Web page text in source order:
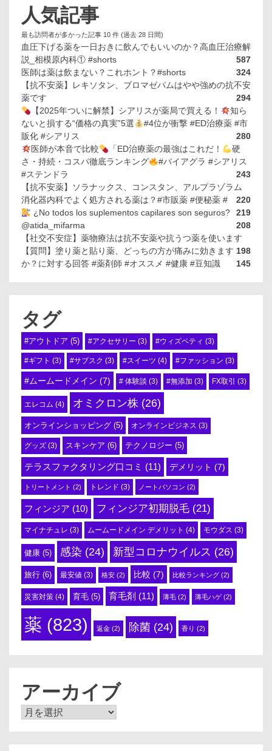
人気記事
最も訪問者が多かった記事 10 件 (過去 28 日間)
血圧下げる薬を一日おきに飲んでもいいのか？高血圧治療解
説_相模原内科① #shorts
587
医師は薬は飲まない？これホント？#shorts
324
【抗不安薬】レキソタン、ブロマゼパムはやや強めの抗不安
薬です
294
【2025年ついに解禁】シアリスが薬局で買える！
知ら
ないと損する“価格の真実”5選
#4位が衝撃 #ED治療薬 #市
販化 #シアリス
280
医師が本音で比較
「ED治療薬の最強はこれだ！
硬
さ・持続・コスパ徹底ランキング
#バイアグラ #シアリス
#ステンドラ
243
【抗不安薬】ソラナックス、コンスタン、アルプラゾラム
220
消化器内科でよく処方される薬は？#市販薬 #便秘薬 #
219
¿No todos los suplementos capilares son seguros?
@atida_mifarma
208
【社交不安症】薬物療法は抗不安薬や抗うつ薬を使います
198
【質問】塗り薬と貼り薬、どっちの方が痛みに効きます
か？に対する回答 #薬剤師 #オススメ #健康 #豆知識
145
タグ
#アウトドア (5) #アクセサリー (3) #ウィズペティ (3)
#ギフト (3) #サブスク (3) #スイーツ (4) #ファッション (3)
#ムームードメイン (7) # 体験談 (3) #無添加 (3) FX取引 (3)
エレコム (4) オミクロン株 (26)
オンラインショッピング (5) オンラインビジネス (3)
グッズ (3) スキンケア (6) テクノロジー (5)
テラスファクタリング口コミ (11) デメリット (7)
トリートメント (2) トレンド (3) ノートパソコン (2)
フィンジア (10) フィンジア初期脱毛 (21)
マイナチュレ (3) ムームードメイン デメリット (4) モウダス (3)
健康 (5) 感染 (24) 新型コロナウイルス (26)
旅行 (6) 最安値 (3) 格安 (2) 比較 (7) 比較ランキング (2)
災害対策 (4) 育毛 (5) 育毛剤 (11) 薄毛 (2) 薄毛ハゲ(2)
薬 (823) 返金 (2) 除菌 (24) 香り (2)
アーカイブ
ア